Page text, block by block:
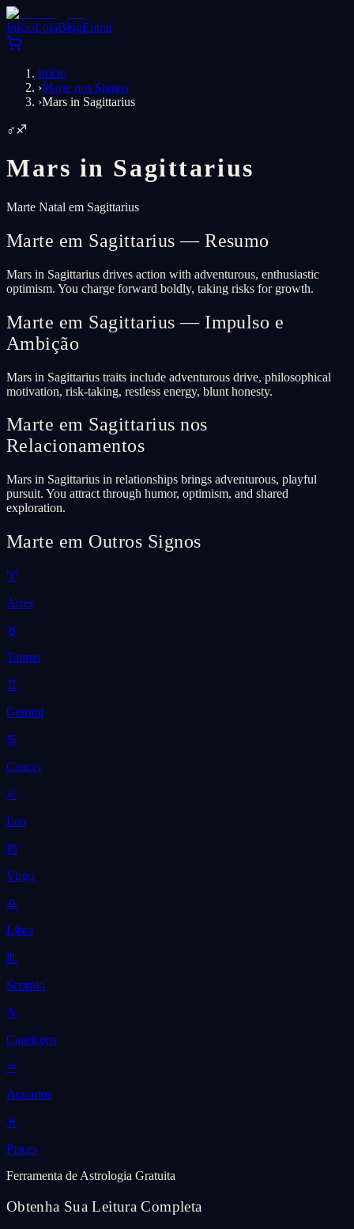
InícioLojaBlogEntrar
Início
›Marte nos Signos
›Mars in Sagittarius
♂♐
Mars in Sagittarius
Marte Natal em Sagittarius
Marte em Sagittarius — Resumo
Mars in Sagittarius drives action with adventurous, enthusiastic
optimism. You charge forward boldly, taking risks for growth.
Marte em Sagittarius — Impulso e
Ambição
Mars in Sagittarius traits include adventurous drive, philosophical
motivation, risk-taking, restless energy, blunt honesty.
Marte em Sagittarius nos
Relacionamentos
Mars in Sagittarius in relationships brings adventurous, playful
pursuit. You attract through humor, optimism, and shared
exploration.
Marte em Outros Signos
♈
Aries
♉
Taurus
♊
Gemini
♋
Cancer
♌
Leo
♍
Virgo
♎
Libra
♏
Scorpio
♑
Capricorn
♒
Aquarius
♓
Pisces
Ferramenta de Astrologia Gratuita
Obtenha Sua Leitura Completa